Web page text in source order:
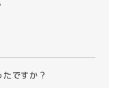
ですか？